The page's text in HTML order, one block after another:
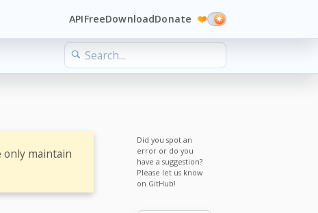
APIFreeDownloadDonate ❤️
only maintain
Did you spot an
error or do you
have a suggestion?
Please let us know
on GitHub!